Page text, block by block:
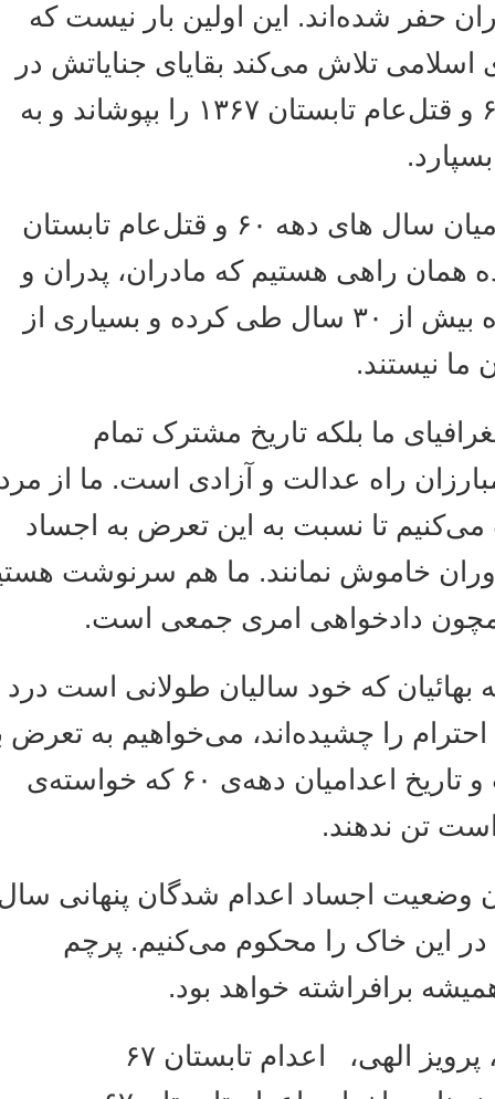
شده‌اند. این اولین بار نیست که
تلاش می‌کند بقایای جنایاتش در
سال های دهه ۶۰ و قتل‌عام تابستان ۱۳۶۷ را بپوشاند و به
ما فرزندان اعدامیان سال های دهه ۶۰ و قتل‌عام تابستان
همان راهی هستیم که مادران، پدران و
همسران دادخواه بیش از ۳۰ سال طی کرده و بسیاری از
نیستند.
ما بلکه تاریخ مشترک تمام
راه عدالت و آزادی است. ما از مردم
تا نسبت به این تعرض به اجساد
خاموش نمانند. ما هم سرنوشت هستیم
دادخواهی امری جمعی است.
که خود سالیان طولانی است درد
را چشیده‌اند، می‌خواهیم به تعرض به
اجساد، خاطرات و تاریخ اعدامیان دهه‌ی ۶۰ که خواسته‌ی
تن ندهند.
اجساد اعدام شدگان پنهانی سال
در این خاک را محکوم می‌کنیم. پرچم
برافراشته خواهد بود.
الهی، اعدام تابستان ۶۷